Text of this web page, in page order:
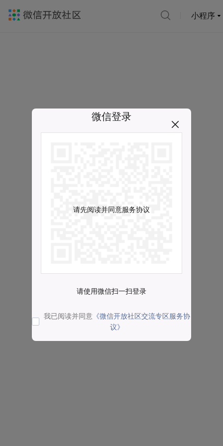
小程序
微信登录
请先阅读并同意服务协议
请使用微信扫一扫登录
我已阅读并同意 《微信开放社区交流专区服务协
议》